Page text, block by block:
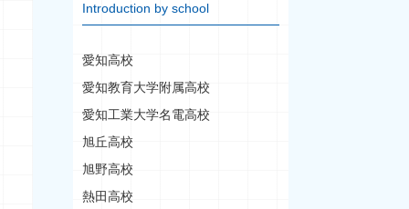
Introduction by school
愛知高校
愛知教育大学附属高校
愛知工業大学名電高校
旭丘高校
旭野高校
熱田高校